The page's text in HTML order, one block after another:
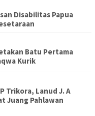
Disabilitas Papua
Batu Pertama
Kurik
Trikora, Lanud J. A
Juang Pahlawan